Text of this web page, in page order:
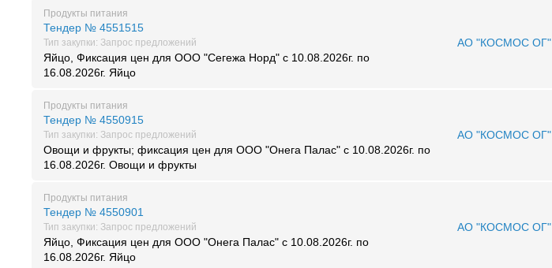
Продукты питания
Тендер № 4551515
Тип закупки: Запрос предложений
Яйцо, Фиксация цен для ООО "Сегежа Норд" с 10.08.2026г. по
16.08.2026г. Яйцо
АО "КОСМОС ОГ"
Продукты питания
Тендер № 4550915
Тип закупки: Запрос предложений
Овощи и фрукты; фиксация цен для ООО "Онега Палас" с 10.08.2026г. по
16.08.2026г. Овощи и фрукты
АО "КОСМОС ОГ"
Продукты питания
Тендер № 4550901
Тип закупки: Запрос предложений
Яйцо, Фиксация цен для ООО "Онега Палас" с 10.08.2026г. по
16.08.2026г. Яйцо
АО "КОСМОС ОГ"